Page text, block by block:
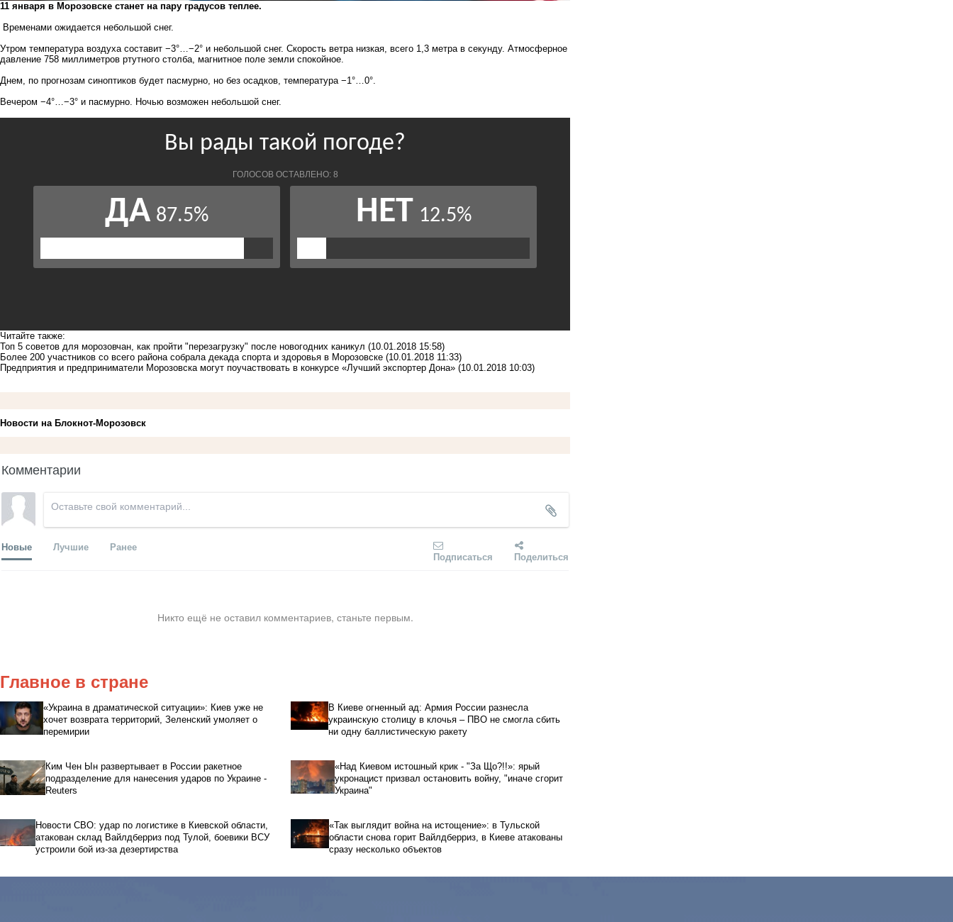
11 января в Морозовске станет на пару градусов теплее.
Временами ожидается небольшой снег.
Утром температура воздуха составит −3°…−2° и небольшой снег. Скорость ветра низкая, всего 1,3 метра в секунду. Атмосферное
давление 758 миллиметров ртутного столба, магнитное поле земли спокойное.
Днем, по прогнозам синоптиков будет пасмурно, но без осадков, температура −1°…0°.
Вечером −4°…−3° и пасмурно. Ночью возможен небольшой снег.
Читайте также:
Топ 5 советов для морозовчан, как пройти "перезагрузку" после новогодних каникул (10.01.2018 15:58)
Более 200 участников со всего района собрала декада спорта и здоровья в Морозовске (10.01.2018 11:33)
Предприятия и предприниматели Морозовска могут поучаствовать в конкурсе «Лучший экспортер Дона» (10.01.2018 10:03)
Новости на Блoкнoт-Морозовск
Комментарии
Новые Лучшие Ранее
Подписаться Поделиться
Никто ещё не оставил комментариев, станьте первым.
Главное в стране
«Украина в драматической ситуации»: Киев уже не
хочет возврата территорий, Зеленский умоляет о
перемирии
В Киеве огненный ад: Армия России разнесла
украинскую столицу в клочья – ПВО не смогла сбить
ни одну баллистическую ракету
Ким Чен Ын развертывает в России ракетное
подразделение для нанесения ударов по Украине -
Reuters
«Над Киевом истошный крик - "За Що?!!»: ярый
укронацист призвал остановить войну, "иначе сгорит
Украина"
Новости СВО: удар по логистике в Киевской области,
атакован склад Вайлдберриз под Тулой, боевики ВСУ
устроили бой из-за дезертирства
«Так выглядит война на истощение»: в Тульской
области снова горит Вайлдберриз, в Киеве атакованы
сразу несколько объектов